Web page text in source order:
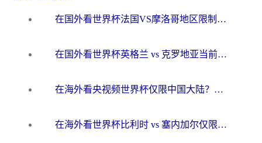
在国外看世界杯法国VS摩洛哥地区限制？这篇指南让你流畅看中文解说无压力
在国外看世界杯英格兰 vs 克罗地亚当前地区不可播放？这篇指南帮你搞定所有海外观赛难题
在海外看央视频世界杯仅限中国大陆？这篇指南帮你解锁中文解说+无卡顿直播
在海外看世界杯比利时 vs 塞内加尔仅限中国大陆？我找到了最流畅的中文解说之路